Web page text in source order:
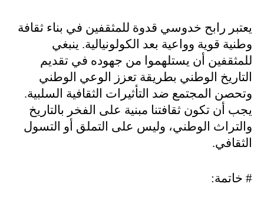
يعتبر رابح خدوسي قدوة للمثقفين في بناء ثقافة
وطنية قوية وواعية بعد الكولونيالية. ينبغي
للمثقفين أن يستلهموا من جهوده في تقديم
التاريخ الوطني بطريقة تعزز الوعي الوطني
وتحصن المجتمع ضد التأثيرات الثقافية السلبية.
يجب أن تكون ثقافتنا مبنية على الفخر بالتاريخ
والتراث الوطني، وليس على التملق أو التسول
الثقافي.
# خاتمة: